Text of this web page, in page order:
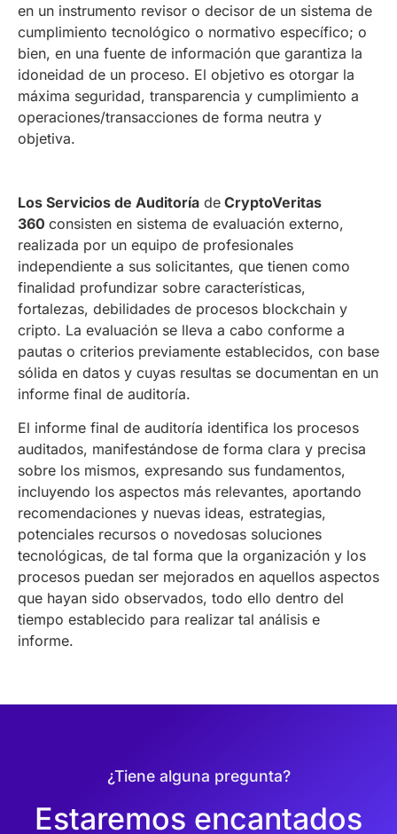
en un instrumento revisor o decisor de un sistema de
cumplimiento tecnológico o normativo específico; o
bien, en una fuente de información que garantiza la
idoneidad de un proceso. El objetivo es otorgar la
máxima seguridad, transparencia y cumplimiento a
operaciones/transacciones de forma neutra y
objetiva.
Los Servicios de Auditoría de CryptoVeritas
360 consisten en sistema de evaluación externo,
realizada por un equipo de profesionales
independiente a sus solicitantes, que tienen como
finalidad profundizar sobre características,
fortalezas, debilidades de procesos blockchain y
cripto. La evaluación se lleva a cabo conforme a
pautas o criterios previamente establecidos, con base
sólida en datos y cuyas resultas se documentan en un
informe final de auditoría.
El informe final de auditoría identifica los procesos
auditados, manifestándose de forma clara y precisa
sobre los mismos, expresando sus fundamentos,
incluyendo los aspectos más relevantes, aportando
recomendaciones y nuevas ideas, estrategias,
potenciales recursos o novedosas soluciones
tecnológicas, de tal forma que la organización y los
procesos puedan ser mejorados en aquellos aspectos
que hayan sido observados, todo ello dentro del
tiempo establecido para realizar tal análisis e
informe.
¿Tiene alguna pregunta?
Estaremos encantados